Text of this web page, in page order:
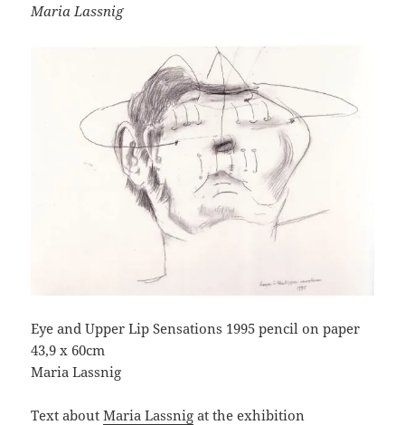
Maria Lassnig
Eye and Upper Lip Sensations 1995 pencil on paper
43,9 x 60cm
Maria Lassnig
Text aboutMaria Lassnig at the exhibition